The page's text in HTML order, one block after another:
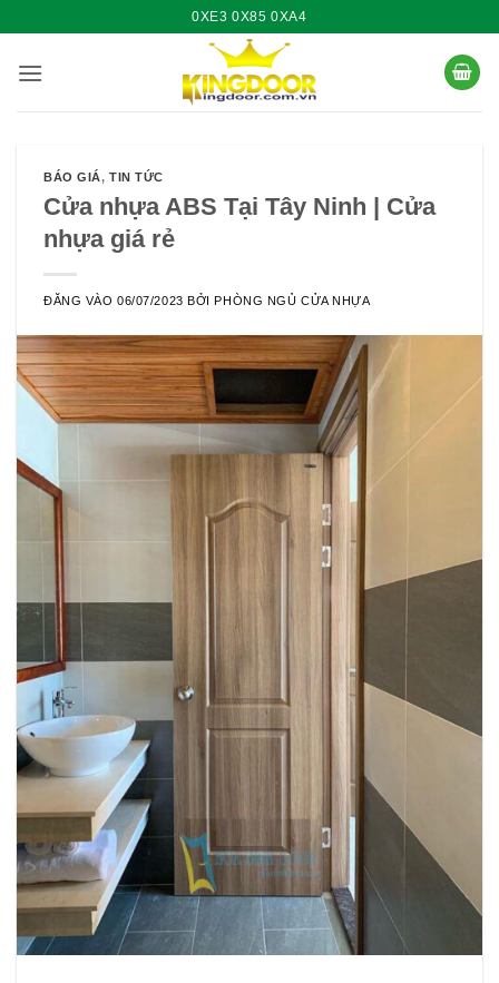
nội
0XE3 0X85 0XA4
BÁO GIÁ,TIN TỨC
Cửa nhựa ABS Tại Tây Ninh | Cửa
nhựa giá rẻ
ĐĂNG VÀO06/07/2023 BỞIPHÒNG NGỦ CỬA NHỰA